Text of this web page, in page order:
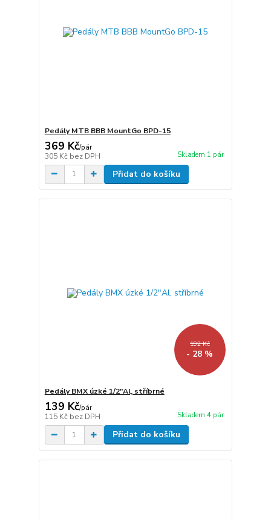
Pedály MTB BBB MountGo BPD-15
369 Kč/pár
305 Kč bez DPH Skladem 1 pár
Přidat do košíku
192 Kč
- 28 %
Pedály BMX úzké 1/2"Al, stříbrné
139 Kč/pár
115 Kč bez DPH Skladem 4 pár
Přidat do košíku